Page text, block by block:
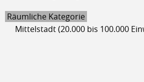
Räumliche Kategorie
Mittelstadt (20.000 bis 100.000